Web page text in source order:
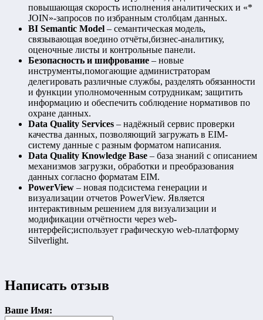
повышающая скорость исполнения аналитических и «*
JOIN»-запросов по избранным столбцам данных.
BI Semantic Model – семантическая модель,
связывающая воедино отчёты,бизнес-аналитику,
оценочные листы и контрольные панели.
Безопасность и шифрование – новые
инструменты,помогающие администраторам
делегировать различные службы, разделять обязанности
и функции уполномоченным сотрудникам; защитить
информацию и обеспечить соблюдение нормативов по
охране данных.
Data Quality Services – надёжный сервис проверки
качества данных, позволяющий загружать в EIM-
систему данные с разным форматом написания.
Data Quality Knowledge Base – база знаний с описанием
механизмов загрузки, обработки и преобразования
данных согласно форматам EIM.
PowerView – новая подсистема генерации и
визуализации отчетов PowerView. Является
интерактивным решением для визуализации и
модификации отчётности через web-
интерфейс;использует графическую web-платформу
Silverlight.
Написать отзыв
Ваше Имя: